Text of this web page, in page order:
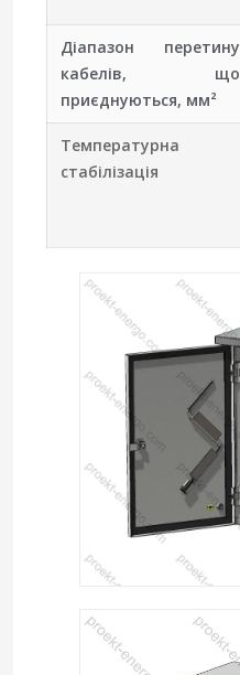
Діапазон перетину
кабелів, що
приєднуються, мм²
Температурна
стабілізація